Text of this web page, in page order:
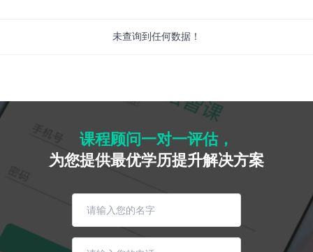
未查询到任何数据！
课程顾问一对一评估，
为您提供最优学历提升解决方案